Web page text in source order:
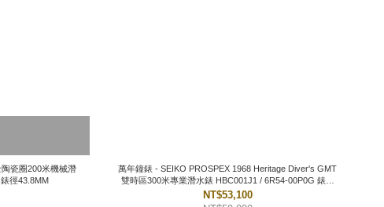
水錶 SRPG21K1 / 4R35-03W0I 錶徑43.8MM
萬年鐘錶 - SEIKO PROSPEX 1968 Heritage Diver's GMT
雙時區300米專業潛水錶 HBC001J1 / 6R54-00P0G 錶徑
42MM
NT$53,100